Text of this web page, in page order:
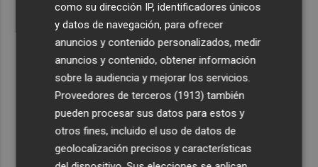
Recibe toda la actualidad de
Plaza Podcast en tu correo
Quiero suscribirme
como su dirección IP, identificadores únicos
y datos de navegación, para ofrecer
anuncios y contenido personalizados, medir
anuncios y contenido, obtener información
sobre la audiencia y mejorar los servicios.
Proveedores de terceros (1913) también
pueden procesar sus datos para estos y
otros fines, incluido el uso de datos de
geolocalización precisos y características